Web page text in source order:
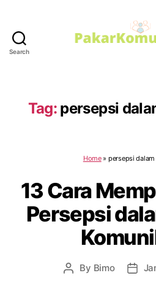
Search
Tag: persepsi
Home» persepsi
13 Cara
Persepsi
Post
By Bimo
Post